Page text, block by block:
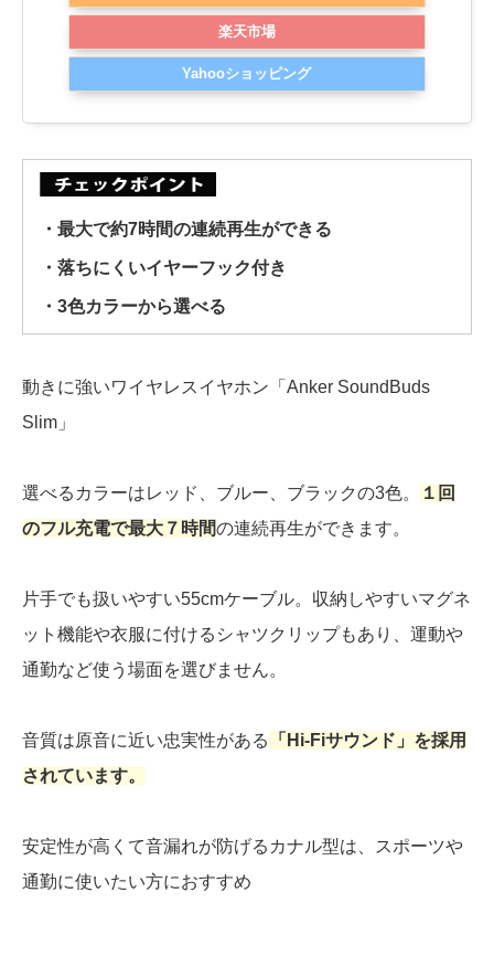
楽天市場
Yahooショッピング
・最大で約7時間の連続再生ができる
・落ちにくいイヤーフック付き
・3色カラーから選べる
動きに強いワイヤレスイヤホン「Anker SoundBuds
Slim」
選べるカラーはレッド、ブルー、ブラックの3色。
１回
のフル充電で最大７時間の連続再生ができます。
片手でも扱いやすい55cmケーブル。収納しやすいマグネ
ット機能や衣服に付けるシャツクリップもあり、運動や
通勤など使う場面を選びません。
音質は原音に近い忠実性がある
「Hi-Fiサウンド」を採用
されています。
安定性が高くて音漏れが防げるカナル型は、スポーツや
通勤に使いたい方におすすめ